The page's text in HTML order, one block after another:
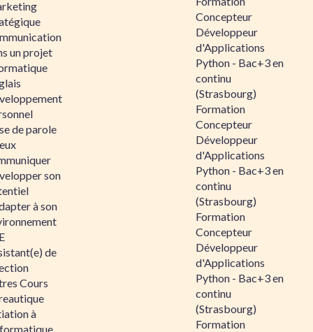
un projet
de parole
son
à son
de
Cours
à
Concepteur
Développeur
d'Applications
Python - Bac+3 en
continu
(Strasbourg)
Formation
Concepteur
Développeur
d'Applications
Python - Bac+3 en
continu
(Strasbourg)
Formation
Concepteur
Développeur
d'Applications
Python - Bac+3 en
continu
(Strasbourg)
Formation